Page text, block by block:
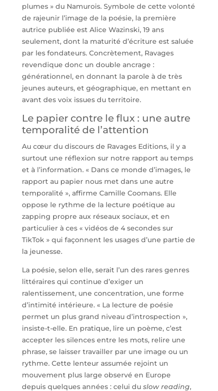
plumes » du Namurois. Symbole de cette volonté
de rajeunir l’image de la poésie, la première
autrice publiée est Alice Wazinski, 19 ans
seulement, dont la maturité d’écriture est saluée
par les fondateurs. Concrètement, Ravages
revendique donc un double ancrage :
générationnel, en donnant la parole à de très
jeunes auteurs, et géographique, en mettant en
avant des voix issues du territoire.
Le papier contre le flux : une autre
temporalité de l’attention
Au cœur du discours de Ravages Editions, il y a
surtout une réflexion sur notre rapport au temps
et à l’information. « Dans ce monde d’images, le
rapport au papier nous met dans une autre
temporalité », affirme Camille Coomans. Elle
oppose le rythme de la lecture poétique au
zapping propre aux réseaux sociaux, et en
particulier à ces « vidéos de 4 secondes sur
TikTok » qui façonnent les usages d’une partie de
la jeunesse.
La poésie, selon elle, serait l’un des rares genres
littéraires qui continue d’exiger un
ralentissement, une concentration, une forme
d’intimité intérieure. « La lecture de poésie
permet un plus grand niveau d’introspection »,
insiste-t-elle. En pratique, lire un poème, c’est
accepter les silences entre les mots, relire une
phrase, se laisser travailler par une image ou un
rythme. Cette lenteur assumée rejoint un
mouvement plus large observé en Europe
depuis quelques années : celui du slow reading,